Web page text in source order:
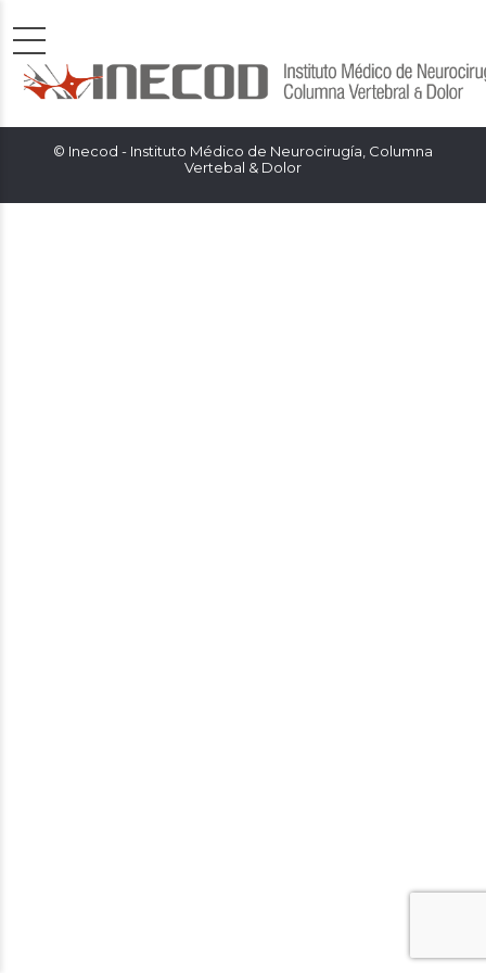
© Inecod - Instituto Médico de Neurocirugía, Columna
Vertebal & Dolor